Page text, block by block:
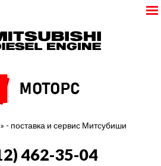
и сервис Митсубиши
462-35-04